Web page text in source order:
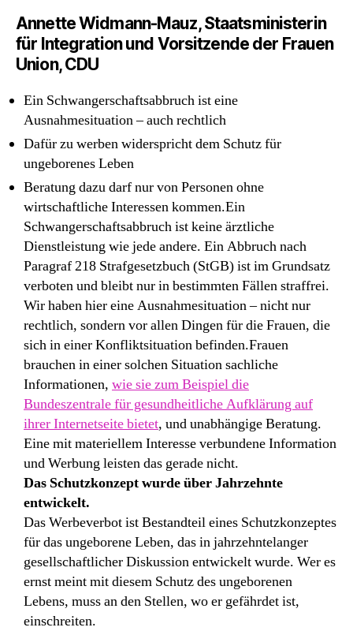
Annette Widmann-Mauz, Staatsministerin
für Integration und Vorsitzende der Frauen
Union, CDU
Ein Schwangerschaftsabbruch ist eine
Ausnahmesituation – auch rechtlich
Dafür zu werben widerspricht dem Schutz für
ungeborenes Leben
Beratung dazu darf nur von Personen ohne
wirtschaftliche Interessen kommen.Ein
Schwangerschaftsabbruch ist keine ärztliche
Dienstleistung wie jede andere. Ein Abbruch nach
Paragraf 218 Strafgesetzbuch (StGB) ist im Grundsatz
verboten und bleibt nur in bestimmten Fällen straffrei.
Wir haben hier eine Ausnahmesituation – nicht nur
rechtlich, sondern vor allen Dingen für die Frauen, die
sich in einer Konfliktsituation befinden.Frauen
brauchen in einer solchen Situation sachliche
Informationen, wie sie zum Beispiel die
Bundeszentrale für gesundheitliche Aufklärung auf
ihrer Internetseite bietet, und unabhängige Beratung.
Eine mit materiellem Interesse verbundene Information
und Werbung leisten das gerade nicht.
Das Schutzkonzept wurde über Jahrzehnte
entwickelt.
Das Werbeverbot ist Bestandteil eines Schutzkonzeptes
für das ungeborene Leben, das in jahrzehntelanger
gesellschaftlicher Diskussion entwickelt wurde. Wer es
ernst meint mit diesem Schutz des ungeborenen
Lebens, muss an den Stellen, wo er gefährdet ist,
einschreiten.